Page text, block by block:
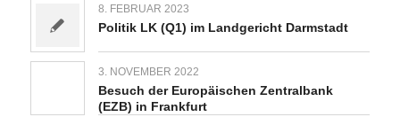
8. FEBRUAR 2023
Politik LK (Q1) im Landgericht Darmstadt
3. NOVEMBER 2022
Besuch der Europäischen Zentralbank
(EZB) in Frankfurt